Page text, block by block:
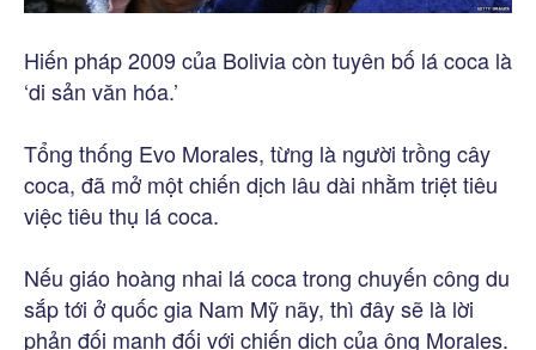
Hiến pháp 2009 của Bolivia còn tuyên bố lá coca là
‘di sản văn hóa.’
Tổng thống Evo Morales, từng là người trồng cây
coca, đã mở một chiến dịch lâu dài nhằm triệt tiêu
việc tiêu thụ lá coca.
Nếu giáo hoàng nhai lá coca trong chuyến công du
sắp tới ở quốc gia Nam Mỹ nãy, thì đây sẽ là lời
phản đối mạnh đối với chiến dịch của ông Morales.